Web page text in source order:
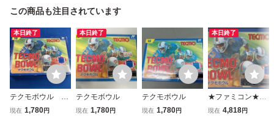
この商品も注目されています
本日終了
テクモボウル フ
ァミコン
現在 1,780円
本日終了
テクモボウル
現在 1,780円
テクモボウル
現在 1,780円
本日終了
★ファミコン★箱
説付【テクモボウ
現在 4,818円